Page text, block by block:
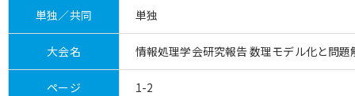
単独／共同 単独
大会名 情報処理学会研究報告 数理モデル化と問
ページ 1-2